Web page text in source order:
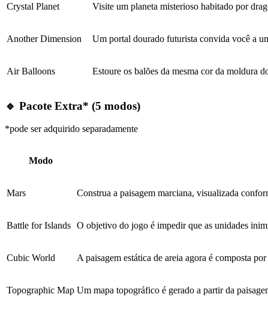
Crystal Planet Visite um planeta misterioso habitado por
Another Dimension Um portal dourado futurista convida você a
Air Balloons Estoure os balões da mesma cor da moldura
🔹 Pacote Extra* (5 modos)
*pode ser adquirido separadamente
Modo
Mars Construa a paisagem marciana, visualizada
Battle for Islands O objetivo do jogo é impedir que as unidades
Cubic World A paisagem estática de areia agora é composta
Topographic Map Um mapa topográfico é gerado a partir da